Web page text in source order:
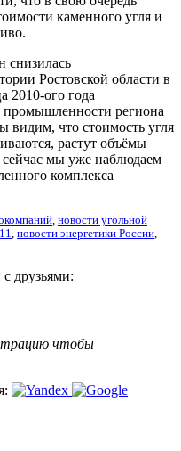
каменного угля и
снизилась
Ростовской области в
2010-ого года
промышленности региона
видим, что стоимость угля
растут объёмы
сейчас мы уже наблюдаем
комплекса
, новости угольной
, новости энергетики России,
с друзьями:
чтобы